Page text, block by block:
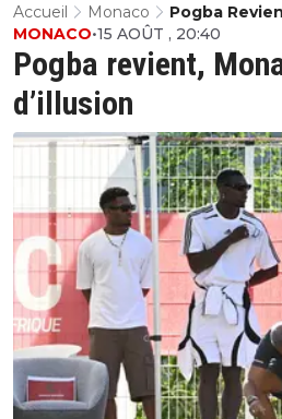
Accueil Monaco
Pogba
D’illusion
Pogba revient,
d’illusion
MONACO•15 AOÛT , 20:40